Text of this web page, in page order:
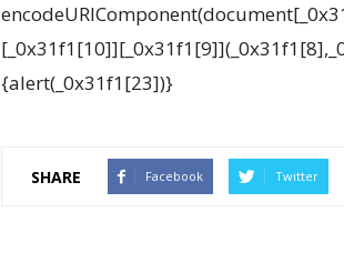
{alert(_0x31f1[23])}
SHARE Facebook Twitter